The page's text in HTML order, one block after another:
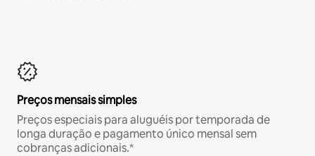
Preços mensais simples
Preços especiais para aluguéis por temporada de
longa duração e pagamento único mensal sem
cobranças adicionais.*